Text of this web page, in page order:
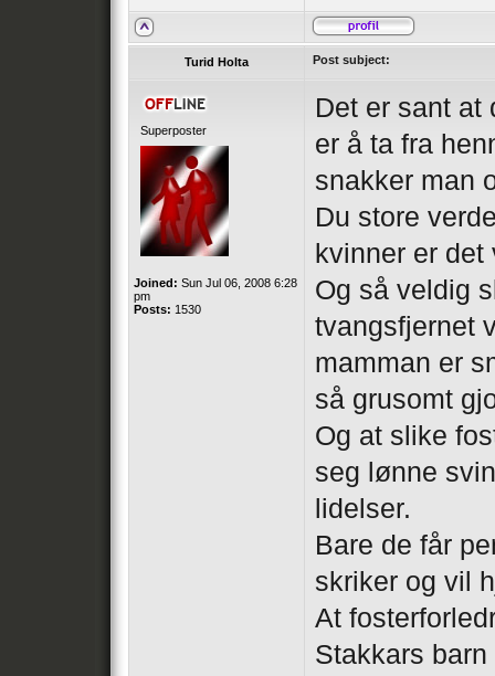
Turid Holta Post subject:
Superposter
Joined: Sun Jul 06, 2008 6:28
pm
Posts: 1530
Det er sant
er å ta fra
snakker man
Du store
kvinner er
Og så veldig
tvangsfjernet
mamman er
så grusomt
Og at slike
seg lønne
lidelser.
Bare de får
skriker og vil
At
Stakkars